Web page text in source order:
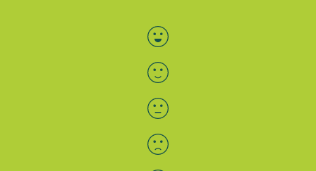
Bewertung auswählen